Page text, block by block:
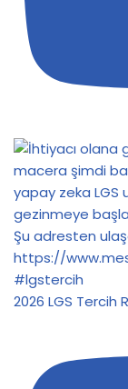
2026 LGS Tercih